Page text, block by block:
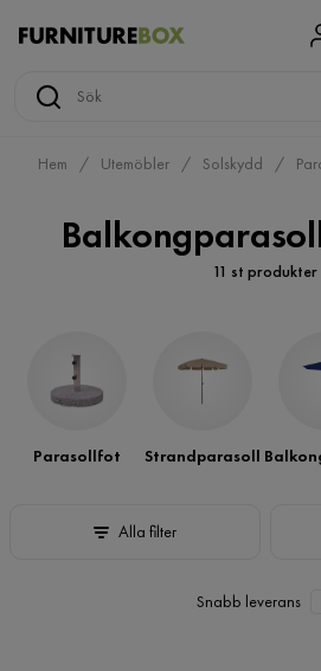
Hem Utemöbler Solskydd
11 st produkter
Parasollfot Strandparasoll
Alla filter
Snabb leverans